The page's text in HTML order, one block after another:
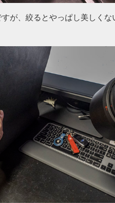
が、絞るとやっぱし美しくな